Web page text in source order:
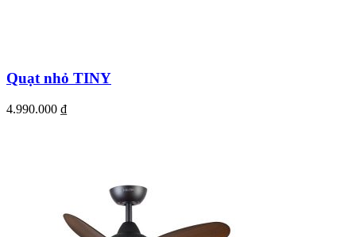
Quạt nhỏ TINY
4.990.000 ₫